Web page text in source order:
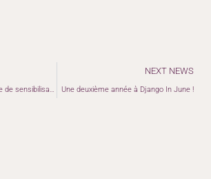
Participation à la journée de sensibilisation à l’autisme
NEXT NEWS
Une deuxième année à Django In June !